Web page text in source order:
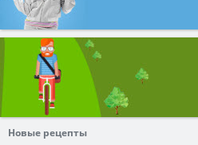
Новые рецепты